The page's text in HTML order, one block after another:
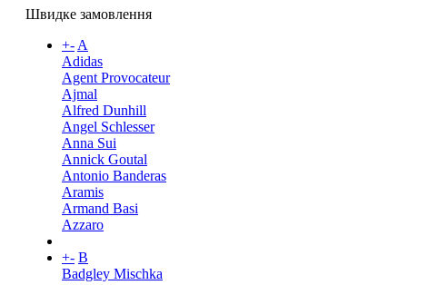
Швидке замовлення
+-A
Adidas
Agent Provocateur
Ajmal
Alfred Dunhill
Angel Schlesser
Anna Sui
Annick Goutal
Antonio Banderas
Aramis
Armand Basi
Azzaro
+- B
Badgley Mischka